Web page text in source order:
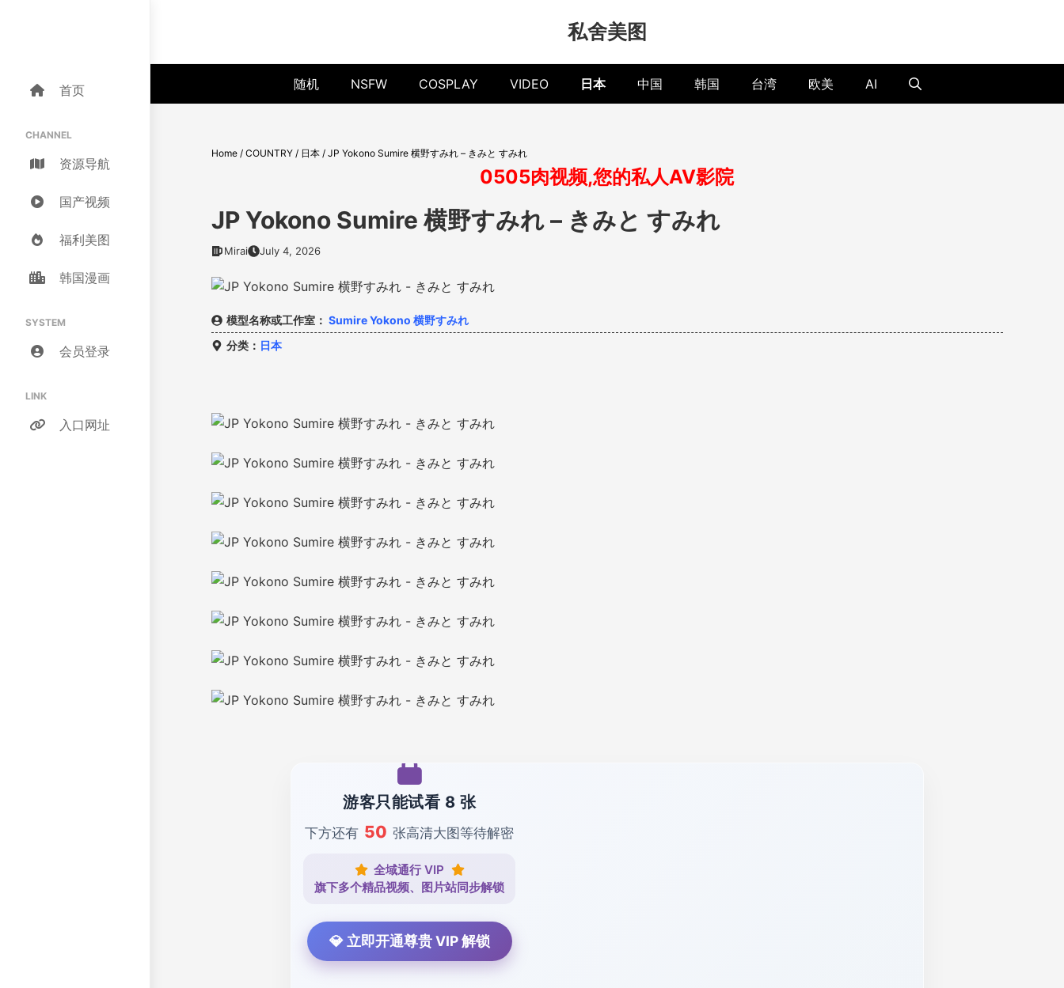
首页
CHANNEL
资源导航
国产视频
福利美图
韩国漫画
SYSTEM
会员登录
LINK
入口网址
私舍美图
随机 NSFW COSPLAY VIDEO 日本 中国 韩国 台湾 欧美 AI
Home / COUNTRY / 日本 / JP Yokono Sumire 横野すみれ – きみと すみれ
0505肉视频,您的私人AV影院
JP Yokono Sumire 横野すみれ – きみと すみれ
Mirai July 4, 2026
模型名称或工作室： Sumire Yokono 横野すみれ
分类： 日本
游客只能试看 8 张
下方还有 50 张高清大图等待解密
全域通行 VIP
旗下多个精品视频、图片站同步解锁
💎 立即开通尊贵 VIP 解锁